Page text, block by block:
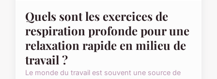
Quels sont les exercices de
respiration profonde pour une
relaxation rapide en milieu de
travail ?
Le monde du travail est souvent une source de